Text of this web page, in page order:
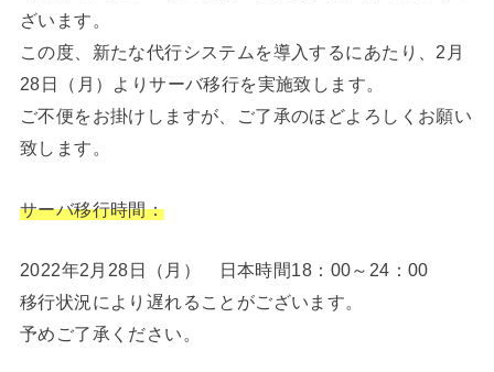
ざいます。
この度、新たな代行システムを導入するにあたり、2月
28日（月）よりサーバ移行を実施致します。
ご不便をお掛けしますが、ご了承のほどよろしくお願い
致します。
サーバ移行時間：
2022年2月28日（月） 日本時間18：00～24：00
移行状況により遅れることがございます。
予めご了承ください。